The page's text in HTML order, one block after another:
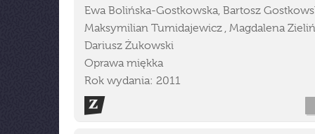
Ewa Bolińska-Gostkowska, Bartosz
Maksymilian Tumidajewicz , Magdalena
Dariusz Żukowski
Oprawa miękka
Rok wydania: 2011